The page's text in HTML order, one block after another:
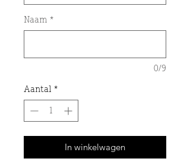
Naam *
0/9
Aantal *
In winkelwagen